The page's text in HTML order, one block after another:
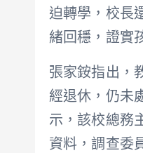
迫轉學，校長
緒回穩，證實
張家銨指出，
經退休，仍未
示，該校總務
資料，調查委